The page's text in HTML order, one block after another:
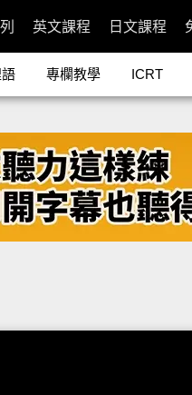
英文課程 日文課程
專欄教學 ICRT